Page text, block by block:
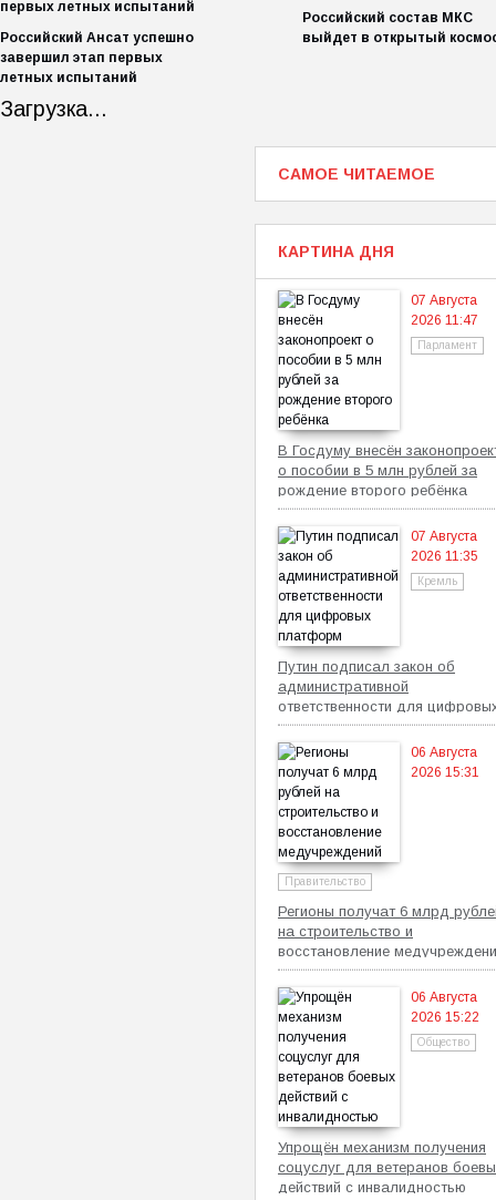
Российский Ансат успешно
завершил этап первых
летных испытаний
Российский состав МКС
выйдет в открытый
Загрузка...
САМОЕ ЧИТАЕМОЕ
КАРТИНА ДНЯ
07 Августа
2026 11:47
Парламент
В Госдуму внесён
о пособии в 5 млн рублей за
рождение второго ребёнка
07 Августа
2026 11:35
Кремль
Путин подписал закон об
административной
ответственности для
платформ
06 Августа
2026 15:31
Правительство
Регионы получат 6 млрд
на строительство и
восстановление
06 Августа
2026 15:22
Общество
Упрощён механизм получения
соцуслуг для ветеранов
действий с инвалидностью